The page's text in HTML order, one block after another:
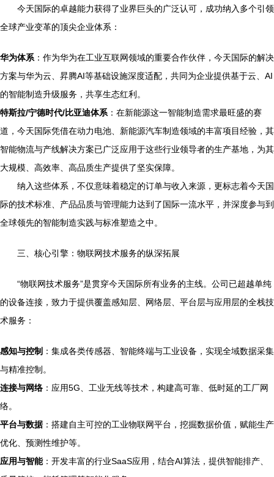
今天国际的卓越能力获得了业界巨头的广泛认可，成功纳入多个引领
全球产业变革的顶尖企业体系：
华为体系 ：作为华为在工业互联网领域的重要合作伙伴，今天国际的解决
方案与华为云、昇腾AI等基础设施深度适配，共同为企业提供基于云、AI
的智能制造升级服务，共享生态红利。
特斯拉/宁德时代/比亚迪体系 ：在新能源这一智能制造需求最旺盛的赛
道，今天国际凭借在动力电池、新能源汽车制造领域的丰富项目经验，其
智能物流与产线解决方案已广泛应用于这些行业领导者的生产基地，为其
大规模、高效率、高品质生产提供了坚实保障。
纳入这些体系，不仅意味着稳定的订单与收入来源，更标志着今天国
际的技术标准、产品品质与管理能力达到了国际一流水平，并深度参与到
全球领先的智能制造实践与标准塑造之中。
三、核心引擎：物联网技术服务的纵深拓展
“物联网技术服务”是贯穿今天国际所有业务的主线。公司已超越单纯
的设备连接，致力于提供覆盖感知层、网络层、平台层与应用层的全栈技
术服务：
感知与控制 ：集成各类传感器、智能终端与工业设备，实现全域数据采集
与精准控制。
连接与网络 ：应用5G、工业无线等技术，构建高可靠、低时延的工厂网
络。
平台与数据：搭建自主可控的工业物联网平台，挖掘数据价值，赋能生产
优化、预测性维护等。
应用与智能：开发丰富的行业SaaS应用，结合AI算法，提供智能排产、